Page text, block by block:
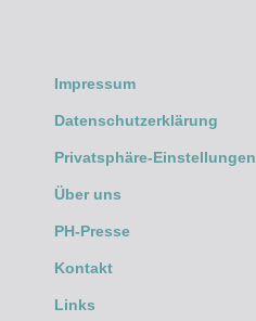
Impressum
Datenschutzerklärung
Privatsphäre-Einstellungen
Über uns
PH-Presse
Kontakt
Links